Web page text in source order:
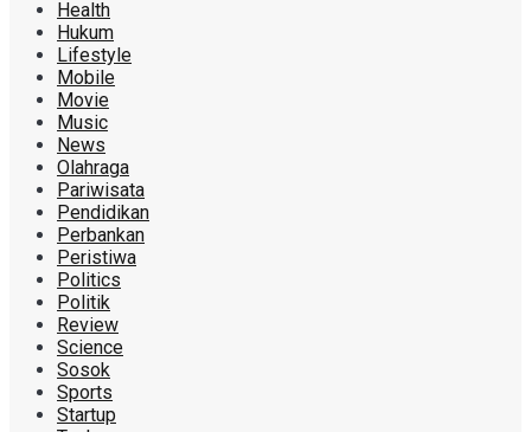
Health
Hukum
Lifestyle
Mobile
Movie
Music
News
Olahraga
Pariwisata
Pendidikan
Perbankan
Peristiwa
Politics
Politik
Review
Science
Sosok
Sports
Startup